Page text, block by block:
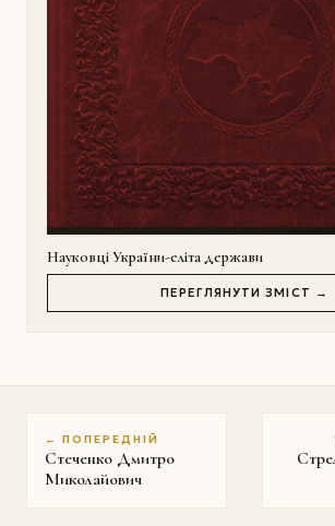
Науковці України-еліта держави
ПЕРЕГЛЯНУТИ ЗМІСТ →
← ПОПЕРЕДНІЙ
Стеченко Дмитро
Миколайович